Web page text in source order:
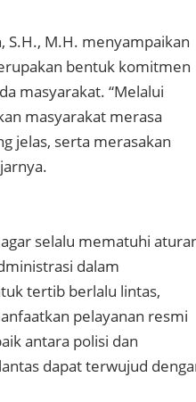
S.H., M.H. menyampaikan
bentuk komitmen
masyarakat. “Melalui
masyarakat merasa
jelas, serta merasakan
selalu mematuhi
dalam
tertib berlalu lintas,
pelayanan resmi
antara polisi dan
dapat terwujud